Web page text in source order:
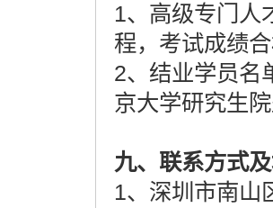
1、高级专门人
程，考试成绩
2、结业学员名
京大学研究生
九、联系方式
1、深圳市南山